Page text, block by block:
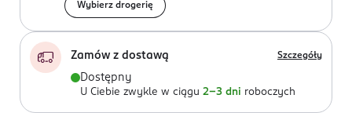
Wybierz drogerię
Zamów z dostawą Szczegóły
Dostępny
U Ciebie zwykle w ciągu 2-3 dni roboczych